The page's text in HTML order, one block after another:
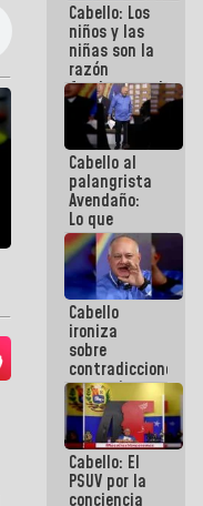
Cabello: Los
niños y las
niñas son la
razón
fundamental
de todo lo
que
estamos
haciendo
Cabello al
palangrista
Avendaño:
Lo que
vayas a
escribir
hazlo hoy
por que no
sabemos si
la semana
que viene
hay
programa
Cabello
ironiza
sobre
contradicciones
y mentiras
de María
Machado:
¡Créanle!
Cabello: El
PSUV por la
conciencia